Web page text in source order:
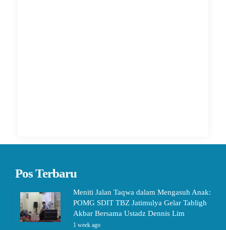
Pos Terbaru
Meniti Jalan Taqwa dalam Mengasuh Anak:
POMG SDIT TBZ Jatimulya Gelar Tabligh
Akbar Bersama Ustadz Dennis Lim
1 week ago